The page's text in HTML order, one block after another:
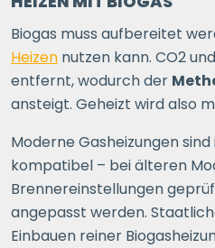
Biogas muss aufbereitet
Heizen nutzen kann. CO2
entfernt, wodurch der
ansteigt. Geheizt wird also
Moderne Gasheizungen
kompatibel – bei älteren
Brennereinstellungen
angepasst werden.
Einbauen reiner